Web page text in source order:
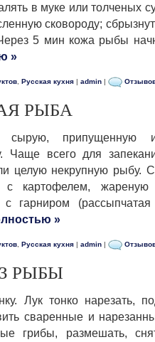
в муке или толченых
сковороду;
5 мин кожа рыбы
»
Русская кухня | admin |
РЫБА
сырую, припущенную
Чаще всего для
целую некрупную рыбу.
с карто­фелем,
с гарниром
»
Русская кухня | admin |
РЫБЫ
Лук тонко нарезать,
сваренные и
грибы, размешать,